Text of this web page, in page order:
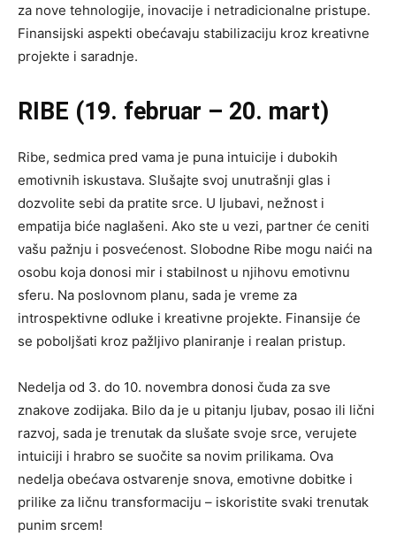
za nove tehnologije, inovacije i netradicionalne pristupe.
Finansijski aspekti obećavaju stabilizaciju kroz kreativne
projekte i saradnje.
RIBE (19. februar – 20. mart)
Ribe, sedmica pred vama je puna intuicije i dubokih
emotivnih iskustava. Slušajte svoj unutrašnji glas i
dozvolite sebi da pratite srce. U ljubavi, nežnost i
empatija biće naglašeni. Ako ste u vezi, partner će ceniti
vašu pažnju i posvećenost. Slobodne Ribe mogu naići na
osobu koja donosi mir i stabilnost u njihovu emotivnu
sferu. Na poslovnom planu, sada je vreme za
introspektivne odluke i kreativne projekte. Finansije će
se poboljšati kroz pažljivo planiranje i realan pristup.
Nedelja od 3. do 10. novembra donosi čuda za sve
znakove zodijaka. Bilo da je u pitanju ljubav, posao ili lični
razvoj, sada je trenutak da slušate svoje srce, verujete
intuiciji i hrabro se suočite sa novim prilikama. Ova
nedelja obećava ostvarenje snova, emotivne dobitke i
prilike za ličnu transformaciju – iskoristite svaki trenutak
punim srcem!